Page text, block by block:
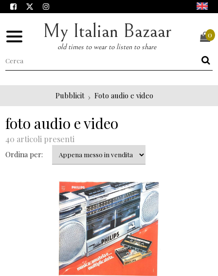
My Italian Bazaar
old times to wear to listen to share
0
Pubblicit Foto audio e video
foto audio e video
40 articoli presenti
Ordina per: